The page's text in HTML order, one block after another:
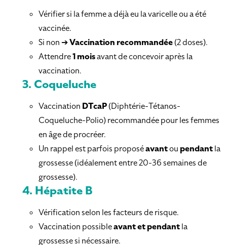
Vérifier si la femme a déjà eu la varicelle ou a été
vaccinée.
Si non ➔Vaccination recommandée(2 doses).
Attendre1 moisavant de concevoir après la
vaccination.
3. Coqueluche
Vaccination DTcaP(Diphtérie-Tétanos-
Coqueluche-Polio) recommandée pour les femmes
en âge de procréer.
Un rappel est parfois proposéavantou pendantla
grossesse (idéalement entre 20-36 semaines de
grossesse).
4. Hépatite B
Vérification selon les facteurs de risque.
Vaccination possibleavant et pendantla
grossesse si nécessaire.